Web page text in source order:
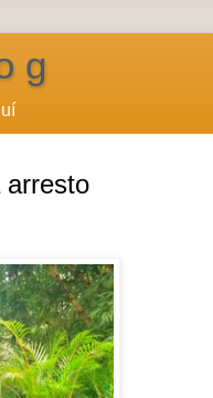
g
arresto